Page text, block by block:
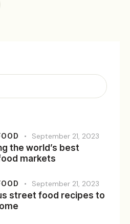
September 21, 2023
the world’s best
markets
September 21, 2023
street food recipes to